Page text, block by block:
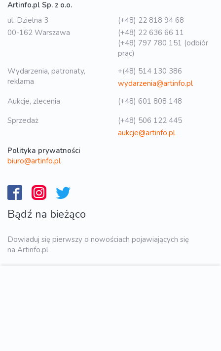
Artinfo.pl Sp. z o.o.
ul. Dzielna 3
00-162 Warszawa
(+48) 22 818 94 68
(+48) 22 636 66 11
(+48) 797 780 151 (odbiór
prac)
Wydarzenia, patronaty,
reklama
+(48) 514 130 386
wydarzenia@artinfo.pl
Aukcje, zlecenia
(+48) 601 808 148
Sprzedaż
(+48) 506 122 445
aukcje@artinfo.pl
Polityka prywatności
biuro@artinfo.pl
Bądź na bieżąco
Dowiaduj się pierwszy o nowościach pojawiających się
na Artinfo.pl